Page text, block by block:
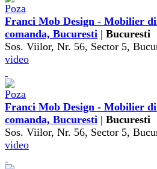
Franci Mob Design - Mobilier
comanda, Bucuresti | Bucuresti
Sos. Viilor, Nr. 56, Sector 5,
video
Franci Mob Design - Mobilier
comanda, Bucuresti | Bucuresti
Sos. Viilor, Nr. 56, Sector 5,
video